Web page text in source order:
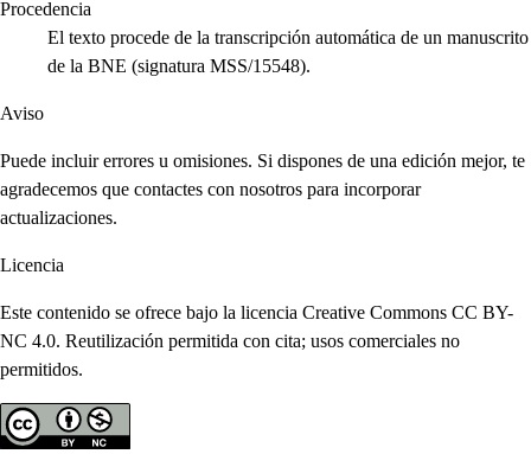
Procedencia
El texto procede de la transcripción automática de un manuscrito
de la BNE (signatura MSS/15548).
Aviso
Puede incluir errores u omisiones. Si dispones de una edición mejor, te
agradecemos que contactes con nosotros para incorporar
actualizaciones.
Licencia
Este contenido se ofrece bajo la licencia Creative Commons CC BY-
NC 4.0. Reutilización permitida con cita; usos comerciales no
permitidos.